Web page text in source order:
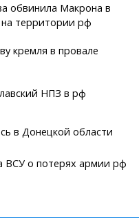
обвинила Макрона в
на территории рф
кремля в провале
НПЗ в рф
в Донецкой области
о потерях армии рф